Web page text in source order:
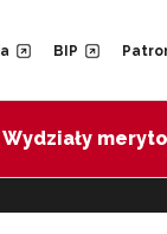
BIP
Wydziały